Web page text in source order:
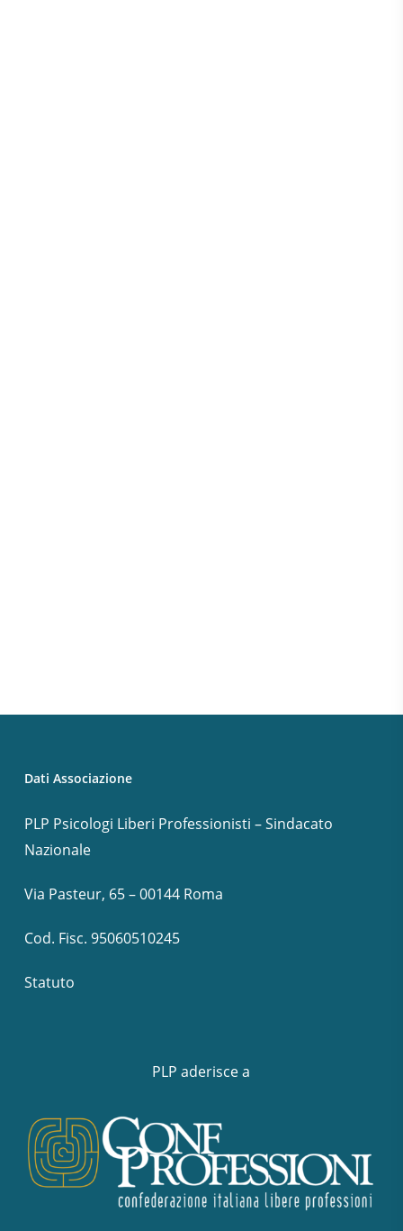
Dati Associazione
PLP Psicologi Liberi Professionisti – Sindacato
Nazionale
Via Pasteur, 65 – 00144 Roma
Cod. Fisc. 95060510245
Statuto
PLP aderisce a